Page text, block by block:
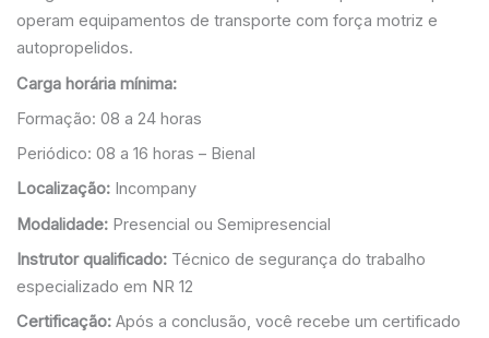
operam equipamentos de transporte com força motriz e
autopropelidos.
Carga horária mínima:
Formação: 08 a 24 horas
Periódico: 08 a 16 horas – Bienal
Localização:Incompany
Modalidade:Presencial ou Semipresencial
Instrutor qualificado: Técnico de segurança do trabalho
especializado em NR 12
Certificação:Após a conclusão, você recebe um certificado